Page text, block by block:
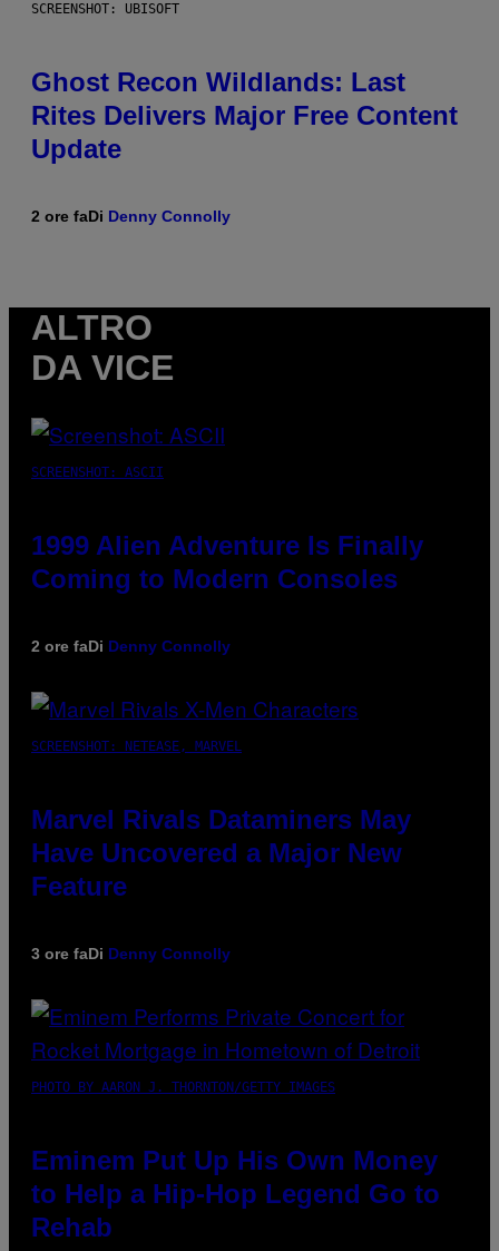
SCREENSHOT: UBISOFT
Ghost Recon Wildlands: Last
Rites Delivers Major Free Content
Update
2 ore faDi Denny Connolly
ALTRO
DA VICE
SCREENSHOT: ASCII
1999 Alien Adventure Is Finally
Coming to Modern Consoles
2 ore faDi Denny Connolly
SCREENSHOT: NETEASE, MARVEL
Marvel Rivals Dataminers May
Have Uncovered a Major New
Feature
3 ore faDi Denny Connolly
PHOTO BY AARON J. THORNTON/GETTY IMAGES
Eminem Put Up His Own Money
to Help a Hip-Hop Legend Go to
Rehab